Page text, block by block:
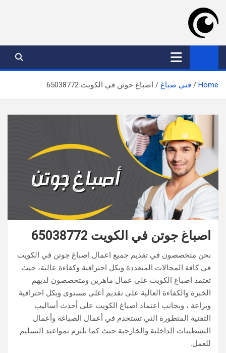
content
موقع عدسة الكويت
افضل خدمات بالكويت
Home فني صباغ اصباغ جوتن في الكويت 65038772
اصباغ جوتن في الكويت 65038772
نحن متخصصون في تقديم جميع اعمال اصباغ جوتن في الكويت
في كافة المجالات المتعددة وبكل احترافية وكفاءة عالية، حيث
تعتمد اصباغ الكويت على عمال ماهرين ومتخصصون لديهم
الخبرة والكفاءة العالية على تقديم أعلى مستوى وبكل احترافية
وبراعة ، وبجانب اعتماد اصباغ الكويت على أحدث أساليب
التقنية ‏المتطورة التي تستخدم في أعمال الصباغة وأعمال
التشطيبات الداخلية والخارجية حيث كما نلتزم بمواعيد التسليم
للعمل.